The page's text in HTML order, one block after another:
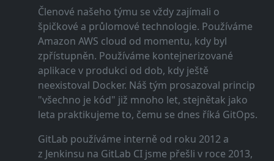
Členové našeho týmu se vždy zajímali o
špičkové a průlomové technologie. Používáme
Amazon AWS cloud od momentu, kdy byl
zpřístupněn. Používáme kontejnerizované
aplikace v produkci od dob, kdy ještě
neexistoval Docker. Náš tým prosazoval princip
"všechno je kód" již mnoho let, stejnětak jako
leta praktikujeme to, čemu se dnes říká GitOps.
GitLab používáme interně od roku 2012 a
z Jenkinsu na GitLab CI jsme přešli v roce 2013,